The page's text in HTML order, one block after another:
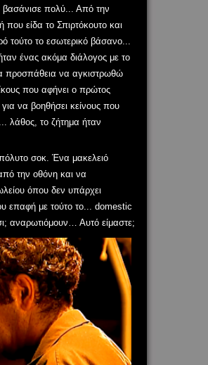
πολύ... Από την
που είδα το Σπιρτόκουτο και
τούτο το εσωτερικό βάσανο...
ένας ακόμα διάλογος με το
προσπάθεια να αγκιστρωθώ
που αφήνει ο πρώτος
να βοηθήσει κείνους που
λάθος, το ζήτημα ήταν
σοκ. Ένα μακελειό
την οθόνη και να
όπου δεν υπάρχει
επαφή με τούτο το... domestic
; αναρωτιόμουν… Αυτό είμαστε;